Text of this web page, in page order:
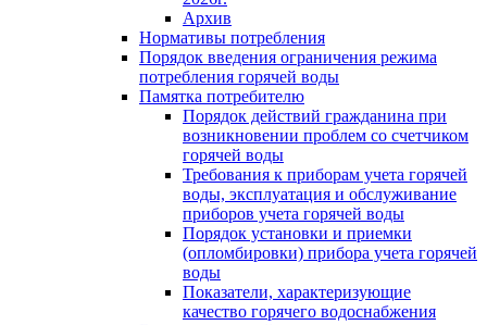
Архив
Нормативы потребления
Порядок введения ограничения режима
потребления горячей воды
Памятка потребителю
Порядок действий гражданина при
возникновении проблем со счетчиком
горячей воды
Требования к приборам учета горячей
воды, эксплуатация и обслуживание
приборов учета горячей воды
Порядок установки и приемки
(опломбировки) прибора учета горячей
воды
Показатели, характеризующие
качество горячего водоснабжения